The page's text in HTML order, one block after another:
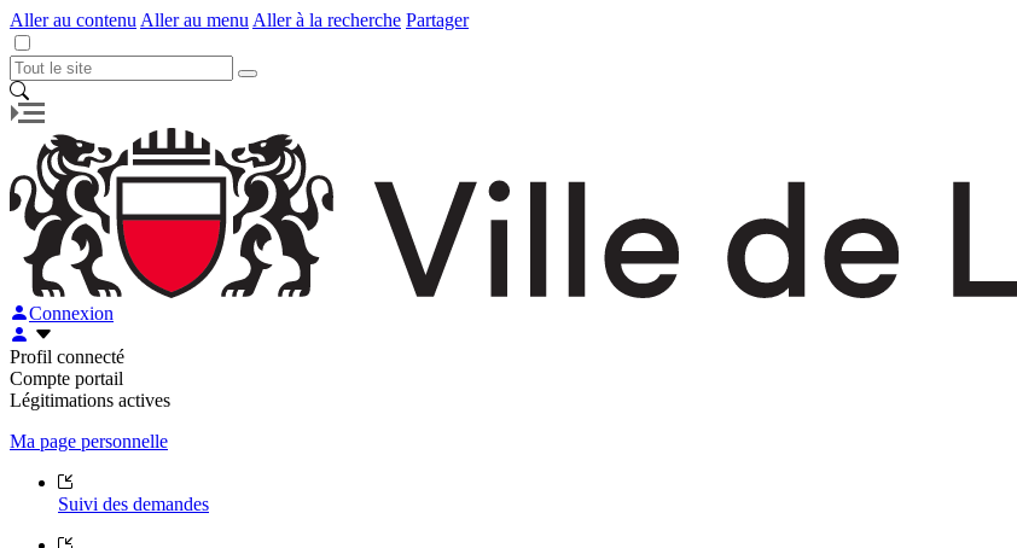
Aller au contenu Aller au menu Aller à la recherche Partager
Connexion
Profil connecté
Compte portail
Légitimations actives
Ma page personnelle
Suivi des demandes